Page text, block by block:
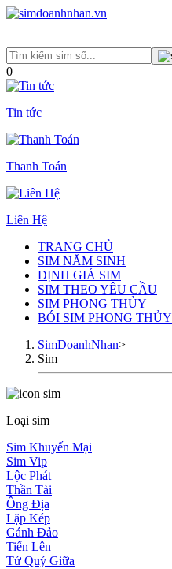
0
Tin tức
Thanh Toán
Liên Hệ
TRANG CHỦ
SIM NĂM SINH
ĐỊNH GIÁ SIM
SIM THEO YÊU CẦU
SIM PHONG THỦY
BÓI SIM PHONG THỦY
SimDoanhNhan>
Sim
Loại sim
Sim Khuyến Mại
Sim Vip
Lộc Phát
Thần Tài
Ông Địa
Lặp Kép
Gánh Đảo
Tiến Lên
Tứ Quý Giữa